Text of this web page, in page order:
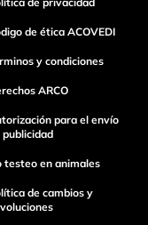
de ética ACOVEDI
y condiciones
ARCO
para el envío
publicidad
testeo en animales
de cambios y